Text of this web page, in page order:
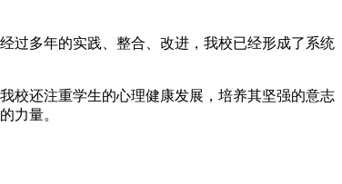
过多年的实践、整合、改进，我校已经形成了系统
校还注重学生的心理健康发展，培养其坚强的意志
力量。